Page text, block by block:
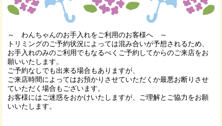
～ わんちゃんのお手入れをご利用のお客様へ ～
トリミングのご予約状況によっては混み合いが予想されるため、
お手入れのみのご利用でもなるべくご予約してからのご来店をお
願いいたします。
ご予約なしでも出来る場合もありますが、
ご来店時間によってはお預かりさせていただくか最悪お断りさせ
ていただく場合もございます。
お客様にはご迷惑をおかけいたしますが、ご理解とご協力をお願
いいたします。